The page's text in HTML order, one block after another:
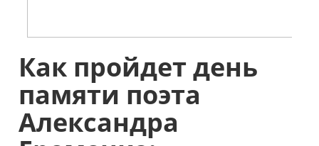
Как пройдет день
памяти поэта
Александра